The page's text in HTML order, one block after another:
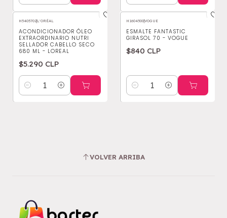
H5405702|L'ORÉAL
ACONDICIONADOR ÓLEO
EXTRAORDINARIO NUTRI
SELLADOR CABELLO SECO
680 ML - LOREAL
$5.290 CLP
Cantidad
H1604500|VOGUE
ESMALTE FANTASTIC
GIRASOL 70 - VOGUE
$840 CLP
Cantidad
VOLVER ARRIBA